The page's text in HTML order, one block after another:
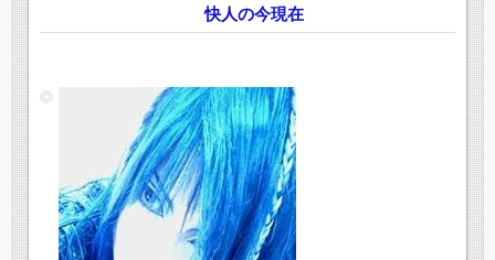
快人の今現在